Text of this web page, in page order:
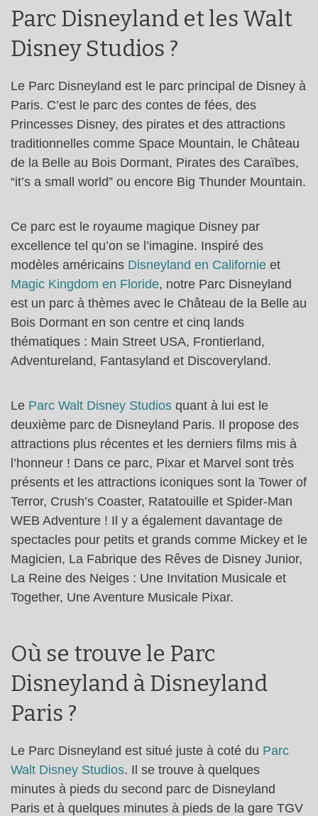
Parc Disneyland et les Walt
Disney Studios ?
Le Parc Disneyland est le parc principal de Disney à
Paris. C’est le parc des contes de fées, des
Princesses Disney, des pirates et des attractions
traditionnelles comme Space Mountain, le Château
de la Belle au Bois Dormant, Pirates des Caraïbes,
“it’s a small world” ou encore Big Thunder Mountain.
Ce parc est le royaume magique Disney par
excellence tel qu’on se l’imagine. Inspiré des
modèles américains Disneyland en Californie et
Magic Kingdom en Floride, notre Parc Disneyland
est un parc à thèmes avec le Château de la Belle au
Bois Dormant en son centre et cinq lands
thématiques : Main Street USA, Frontierland,
Adventureland, Fantasyland et Discoveryland.
Le Parc Walt Disney Studios quant à lui est le
deuxième parc de Disneyland Paris. Il propose des
attractions plus récentes et les derniers films mis à
l’honneur ! Dans ce parc, Pixar et Marvel sont très
présents et les attractions iconiques sont la Tower of
Terror, Crush’s Coaster, Ratatouille et Spider-Man
WEB Adventure ! Il y a également davantage de
spectacles pour petits et grands comme Mickey et le
Magicien, La Fabrique des Rêves de Disney Junior,
La Reine des Neiges : Une Invitation Musicale et
Together, Une Aventure Musicale Pixar.
Où se trouve le Parc
Disneyland à Disneyland
Paris ?
Le Parc Disneyland est situé juste à coté du Parc
Walt Disney Studios. Il se trouve à quelques
minutes à pieds du second parc de Disneyland
Paris et à quelques minutes à pieds de la gare TGV